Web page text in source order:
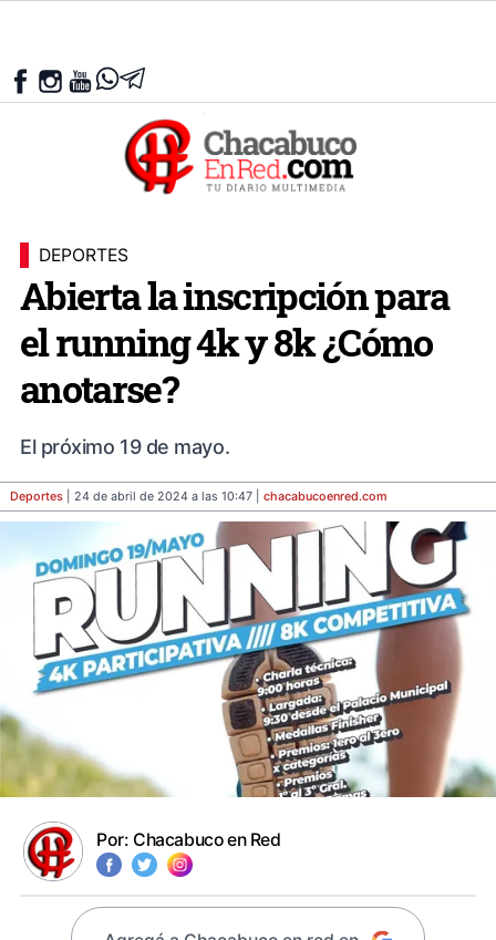
DEPORTES
Abierta la inscripción para
el running 4k y 8k ¿Cómo
anotarse?
El próximo 19 de mayo.
Deportes | 24 de abril de 2024 a las 10:47 | chacabucoenred.com
Por: Chacabuco en Red